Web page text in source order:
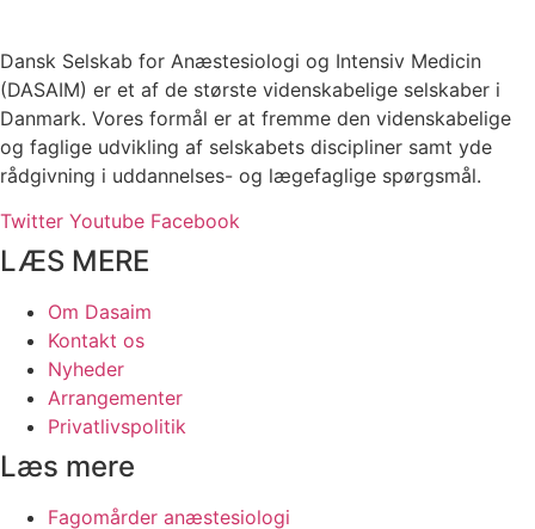
Dansk Selskab for Anæstesiologi og Intensiv Medicin
(DASAIM) er et af de største videnskabelige selskaber i
Danmark. Vores formål er at fremme den videnskabelige
og faglige udvikling af selskabets discipliner samt yde
rådgivning i uddannelses- og lægefaglige spørgsmål.
Twitter Youtube Facebook
LÆS MERE
Om Dasaim
Kontakt os
Nyheder
Arrangementer
Privatlivspolitik
Læs mere
Fagomårder anæstesiologi